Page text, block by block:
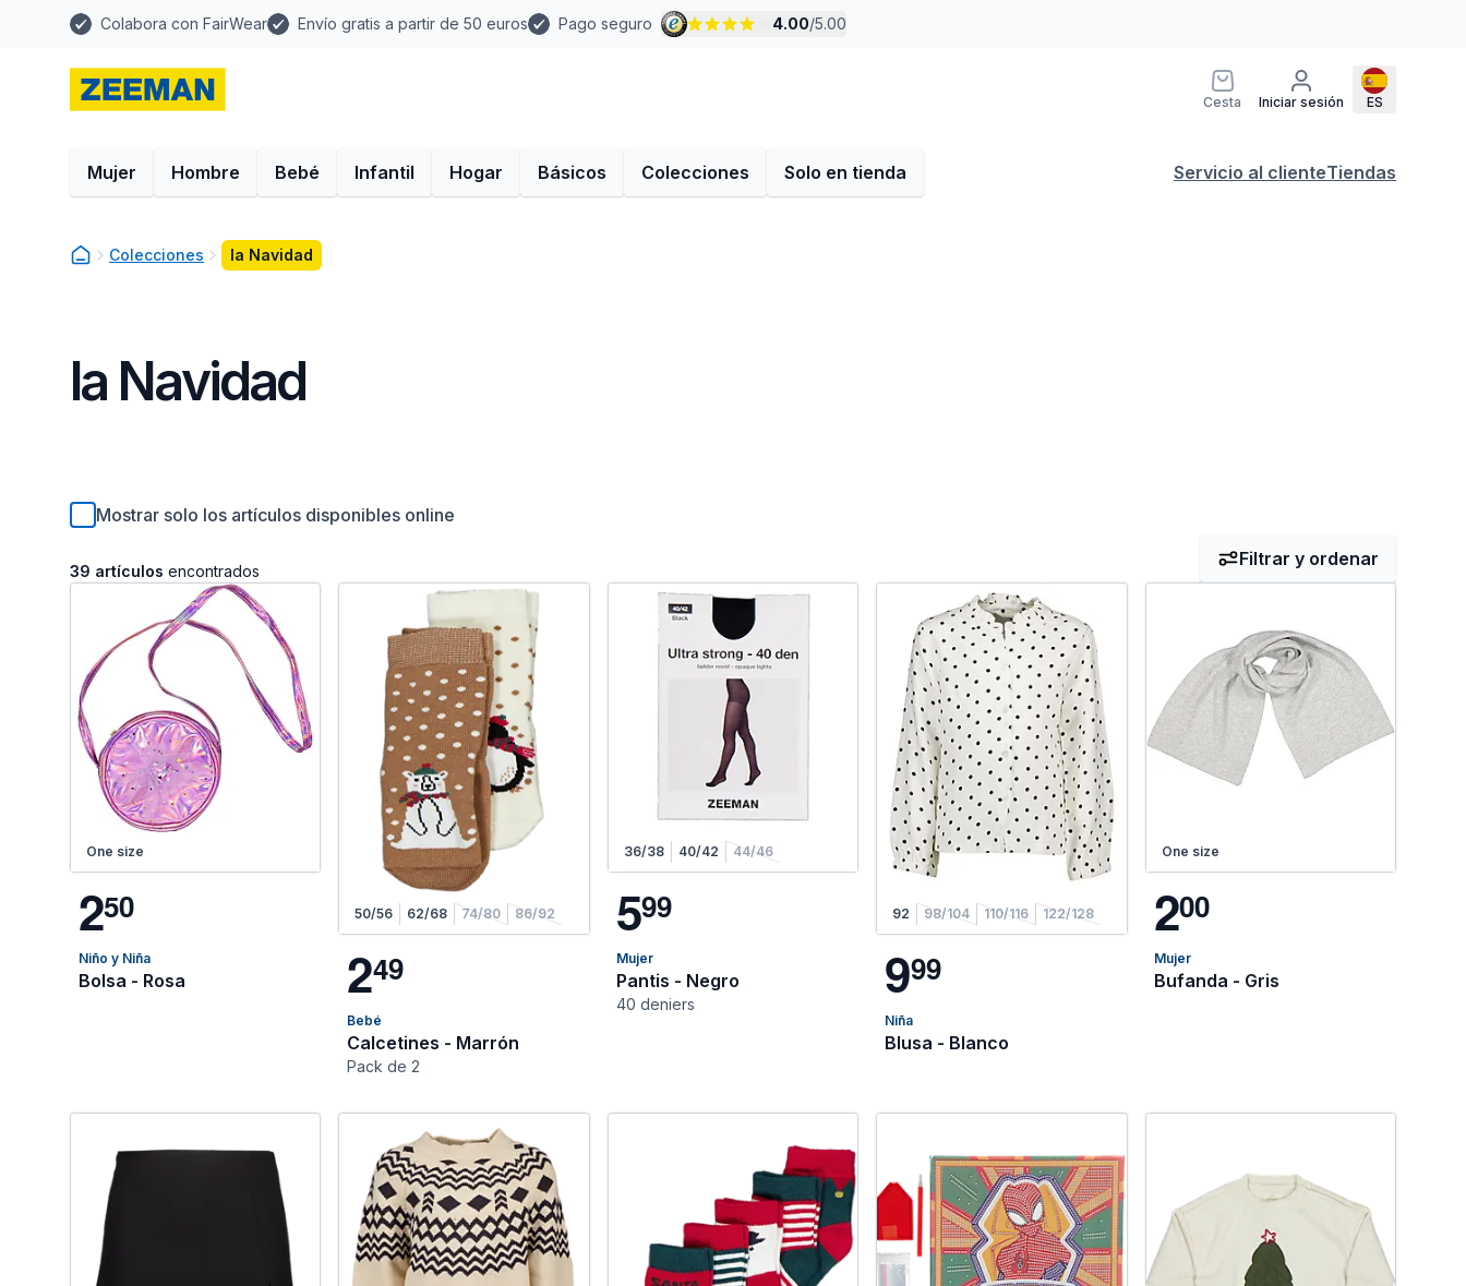
Colabora con FairWear Envío gratis a partir de 50 euros Pago seguro 4.00/5.00
Cesta Iniciar sesión ES
Mujer Hombre Bebé Infantil Hogar Básicos Colecciones Solo en tienda Servicio al clienteTiendas
Colecciones la Navidad
la Navidad
Mostrar solo los artículos disponibles online
39 artículos encontrados
Filtrar y ordenar
One size
250
Niño y Niña
Bolsa - Rosa
50/56 62/68 74/80 86/92
249
Bebé
Calcetines - Marrón
Pack de 2
36/38 40/42 44/46
599
Mujer
Pantis - Negro
40 deniers
92 98/104 110/116 122/128
999
Niña
Blusa - Blanco
One size
200
Mujer
Bufanda - Gris